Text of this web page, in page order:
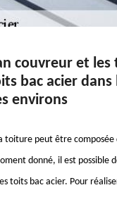
couvreur et les
bac acier dans
environs
toiture peut être composée
donné, il est possible
toits bac acier. Pour